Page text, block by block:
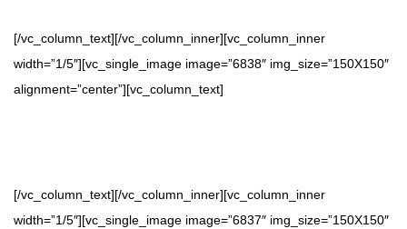
[/vc_column_text][/vc_column_inner][vc_column_inner
width=”1/5″][vc_single_image image=”6838″ img_size=”150X150″
alignment=”center”][vc_column_text]
[/vc_column_text][/vc_column_inner][vc_column_inner
width=”1/5″][vc_single_image image=”6837″ img_size=”150X150″